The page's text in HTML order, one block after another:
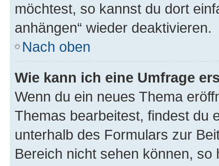
möchtest, so kannst du dort
anhängen“ wieder deaktivieren.
Nach oben
Wie kann ich eine Umfrage
Wenn du ein neues Thema
Themas bearbeitest, findest du
unterhalb des Formulars zur
Bereich nicht sehen können,